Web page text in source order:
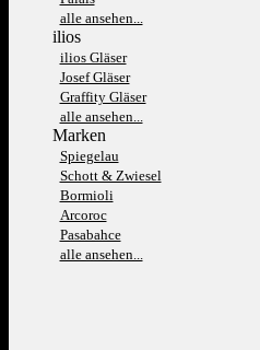
alle ansehen...
ilios
ilios Gläser
Josef Gläser
Graffity Gläser
alle ansehen...
Marken
Spiegelau
Schott & Zwiesel
Bormioli
Arcoroc
Pasabahce
alle ansehen...